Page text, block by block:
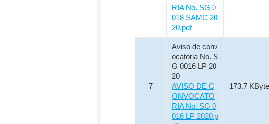
RIA No. SG 0
018 SAMC 20
20.pdf
7
Aviso de conv
ocatoria No. S
G 0016 LP 20
20
AVISO DE C
ONVOCATO
RIA No. SG 0
016 LP 2020.p
173.7